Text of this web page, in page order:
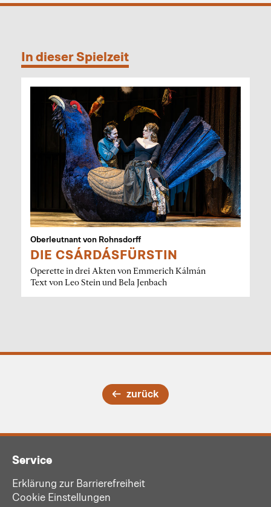
In dieser Spielzeit
Oberleutnant von Rohnsdorff
DIE CSÁRDÁSFÜRSTIN
Operette in drei Akten von Emmerich Kálmán
Text von Leo Stein und Bela Jenbach
zurück
Service
Erklärung zur Barrierefreiheit
Cookie Einstellungen